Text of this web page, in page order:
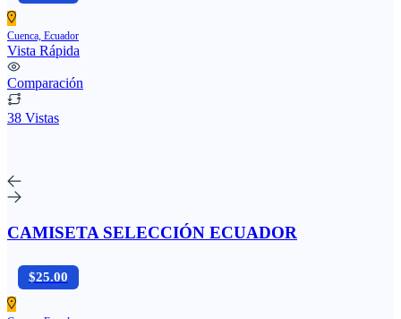
Cuenca, Ecuador
Vista Rápida
Comparación
38 Vistas
CAMISETA SELECCIÓN ECUADOR
$25.00